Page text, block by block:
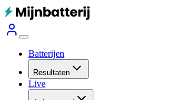
Batterijen
Resultaten
Live